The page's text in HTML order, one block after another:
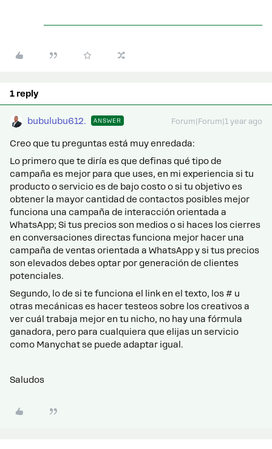
1 reply
bubulubu612. ANSWER Forum|Forum|1 year ago
Creo que tu preguntas está muy enredada:
Lo primero que te diría es que definas qué tipo de
campaña es mejor para que uses, en mi experiencia si tu
producto o servicio es de bajo costo o si tu objetivo es
obtener la mayor cantidad de contactos posibles mejor
funciona una campaña de interacción orientada a
WhatsApp; Si tus precios son medios o si haces los cierres
en conversaciones directas funciona mejor hacer una
campaña de ventas orientada a WhatsApp y si tus precios
son elevados debes optar por generación de clientes
potenciales.
Segundo, lo de si te funciona el link en el texto, los # u
otras mecánicas es hacer testeos sobre los creativos a
ver cuál trabaja mejor en tu nicho, no hay una fórmula
ganadora, pero para cualquiera que elijas un servicio
como Manychat se puede adaptar igual.
Saludos